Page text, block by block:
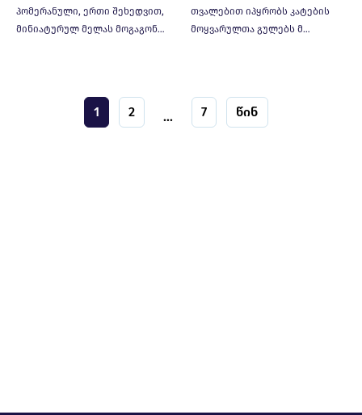
პომერანული, ერთი შეხედვით,
მინიატურულ მელას მოგაგონ…
თვალებით იპყრობს კატების
მოყვარულთა გულებს მ…
1 2 ... 7 წინ